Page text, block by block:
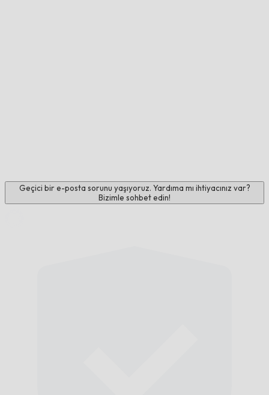
Geçici bir e-posta sorunu yaşıyoruz. Yardıma mı ihtiyacınız var?
Bizimle sohbet edin!